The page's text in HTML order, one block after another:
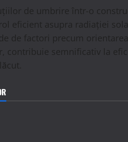
de umbrire într-o
eficient asupra radiației
de factori precum
contribuie semnificativ la